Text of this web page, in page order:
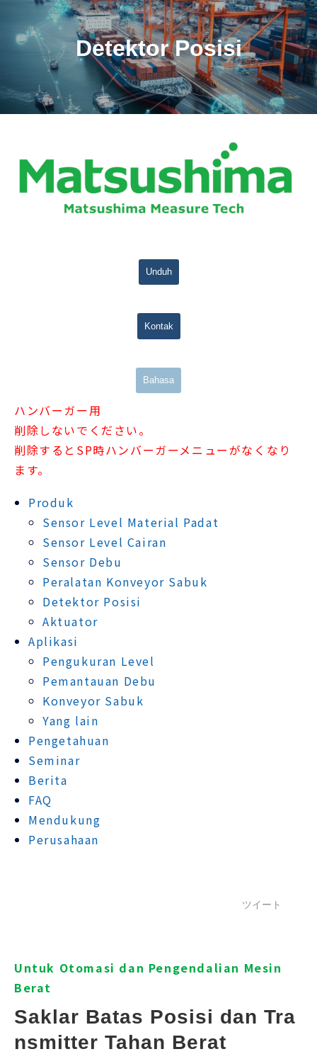
Detektor Posisi
Unduh
Kontak
Bahasa
ハンバーガー用
削除しないでください。
削除するとSP時ハンバーガーメニューがなくなり
ます。
Produk
Sensor Level Material Padat
Sensor Level Cairan
Sensor Debu
Peralatan Konveyor Sabuk
Detektor Posisi
Aktuator
Aplikasi
Pengukuran Level
Pemantauan Debu
Konveyor Sabuk
Yang lain
Pengetahuan
Seminar
Berita
FAQ
Mendukung
Perusahaan
ツイート
Untuk Otomasi dan Pengendalian Mesin
Berat
Saklar Batas Posisi dan Tra
nsmitter Tahan Berat